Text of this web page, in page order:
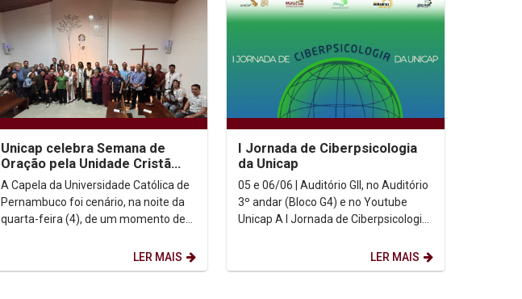
Unicap celebra Semana de
Oração pela Unidade Cristã
2025 com encontro ecumênico
e roda de diálogo...
A Capela da Universidade Católica de
Pernambuco foi cenário, na noite da
quarta-feira (4), de um momento de
LER MAIS
I Jornada de Ciberpsicologia
da Unicap
05 e 06/06 | Auditório GII, no Auditório
3º andar (Bloco G4) e no Youtube
Unicap A I Jornada de Ciberpsicologia
LER MAIS